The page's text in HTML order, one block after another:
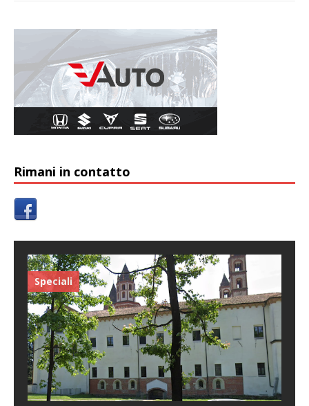
Rimani in contatto
Speciali